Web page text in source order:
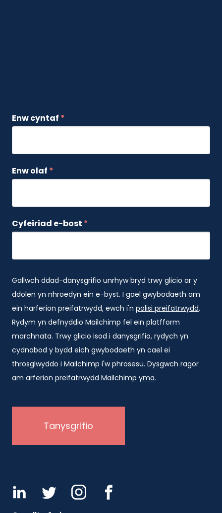
Enw cyntaf *
Enw olaf *
Cyfeiriad e-bost *
Gallwch ddad-danysgrifio unrhyw bryd trwy glicio ar y
ddolen yn nhroedyn ein e-byst. I gael gwybodaeth am
ein harferion preifatrwydd, ewch i'n polisi preifatrwydd.
Rydym yn defnyddio Mailchimp fel ein platfform
marchnata. Trwy glicio isod i danysgrifio, rydych yn
cydnabod y bydd eich gwybodaeth yn cael ei
throsglwyddo i Mailchimp i'w phrosesu. Dysgwch ragor
am arferion preifatrwydd Mailchimp yma.